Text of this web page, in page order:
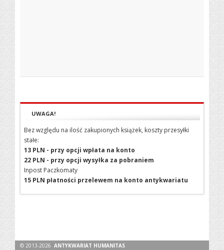
UWAGA!
Bez względu na ilość zakupionych książek, koszty przesyłki
stałe:
13 PLN - przy opcji wpłata na konto
22 PLN - przy opcji wysyłka za pobraniem
Inpost Paczkomaty
15 PLN płatności przelewem na konto antykwariatu
© 2013-2026ANTYKWARIAT HUMANITAS